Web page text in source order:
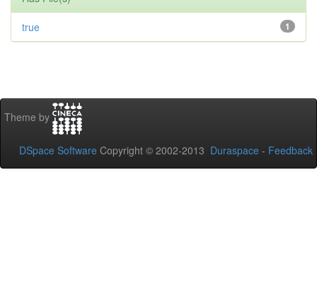
1
true
Theme by
DSpace Software Copyright © 2002-2013 Duraspace - Feedback